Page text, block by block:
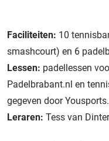
Faciliteiten: 10
smashcourt) en 6
Lessen: padellessen
Padelbrabant.nl en
gegeven door
Leraren: Tess van